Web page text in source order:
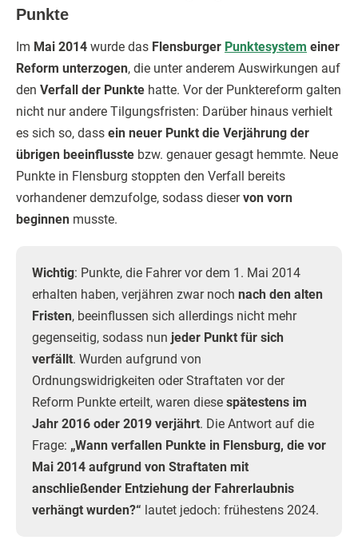
Punkte
Im Mai 2014 wurde das Flensburger Punktesystem einer
Reform unterzogen, die unter anderem Auswirkungen auf
den Verfall der Punkte hatte. Vor der Punktereform galten
nicht nur andere Tilgungsfristen: Darüber hinaus verhielt
es sich so, dass ein neuer Punkt die Verjährung der
übrigen beeinflusste bzw. genauer gesagt hemmte. Neue
Punkte in Flensburg stoppten den Verfall bereits
vorhandener demzufolge, sodass dieservon vorn
beginnen musste.
Wichtig: Punkte, die Fahrer vor dem 1. Mai 2014
erhalten haben, verjähren zwar noch nach den alten
Fristen, beeinflussen sich allerdings nicht mehr
gegenseitig, sodass nun jeder Punkt für sich
verfällt. Wurden aufgrund von
Ordnungswidrigkeiten oder Straftaten vor der
Reform Punkte erteilt, waren diese spätestens im
Jahr 2016 oder 2019 verjährt. Die Antwort auf die
Frage: „Wann verfallen Punkte in Flensburg, die vor
Mai 2014 aufgrund von Straftaten mit
anschließender Entziehung der Fahrerlaubnis
verhängt wurden?“ lautet jedoch: frühestens 2024.